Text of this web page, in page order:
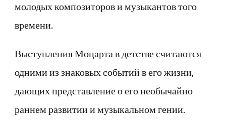
молодых композиторов и музыкантов того
времени.
Выступления Моцарта в детстве считаются
одними из знаковых событий в его жизни,
дающих представление о его необычайно
раннем развитии и музыкальном гении.